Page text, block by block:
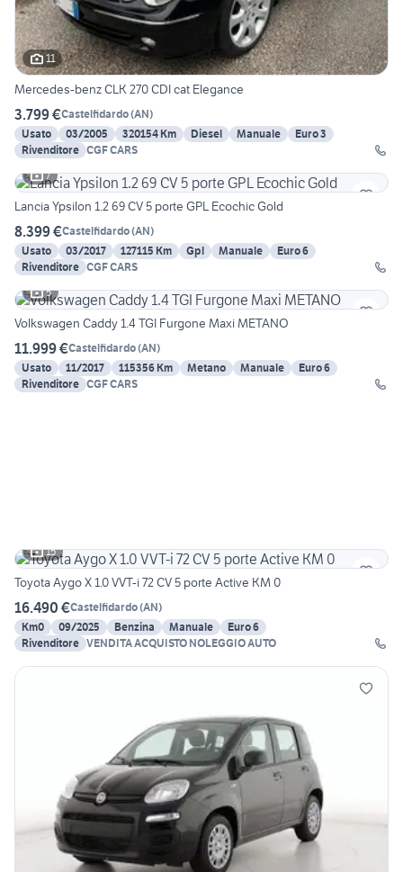
11
Mercedes-benz CLK 270 CDI cat Elegance
3.799 €Castelfidardo(AN)
Usato
03/2005 320154 Km Diesel Manuale
Euro 3
Rivenditore CGF CARS
7
Lancia Ypsilon 1.2 69 CV 5 porte GPL Ecochic Gold
8.399 €Castelfidardo(AN)
Usato
03/2017 127115 Km Gpl Manuale
Euro 6
Rivenditore CGF CARS
5
Volkswagen Caddy 1.4 TGI Furgone Maxi METANO
11.999 €Castelfidardo(AN)
Usato
11/2017 115356 Km Metano Manuale
Euro 6
Rivenditore CGF CARS
15
Toyota Aygo X 1.0 VVT-i 72 CV 5 porte Active KM 0
16.490 €Castelfidardo(AN)
Km0
09/2025 Benzina Manuale
Euro 6
Rivenditore
VENDITA ACQUISTO NOLEGGIO AUTO